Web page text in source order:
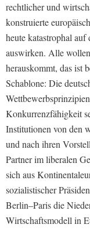
rechtlicher und
konstruierte
heute katastrophal
auswirken. Alle
herauskommt, das ist
Schablone: Die
Konkurrenzfähigkeit
Institutionen von den
und nach ihren
Partner im liberalen
sich aus
sozialistischer
Berlin–Paris die
Wirtschaftsmodell in